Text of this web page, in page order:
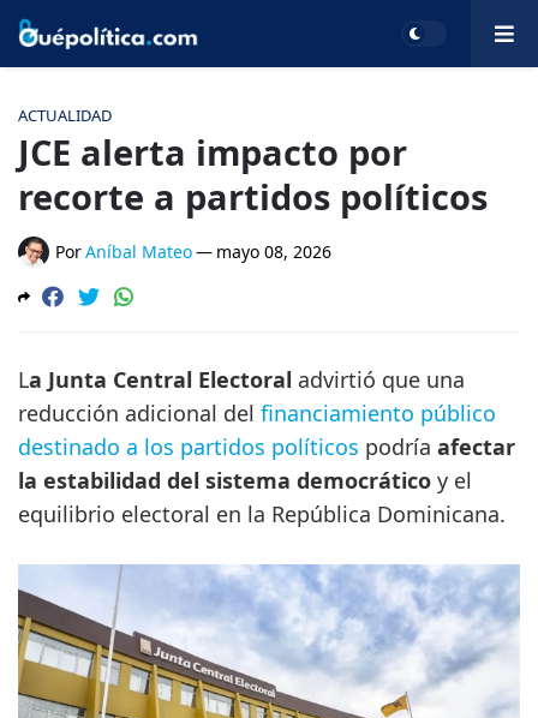
ACTUALIDAD
JCE alerta impacto por
recorte a partidos políticos
PorAníbal Mateo— mayo 08, 2026
La Junta Central Electoral advirtió que una
reducción adicional del financiamiento público
destinado a los partidos políticos podría afectar
la estabilidad del sistema democrático y el
equilibrio electoral en la República Dominicana.